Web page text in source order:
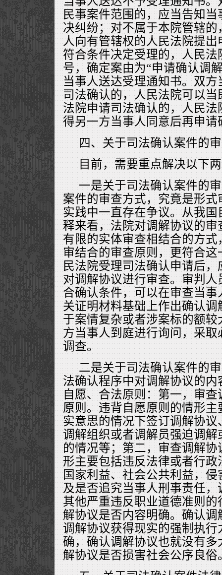
民事案件范围的，应当告知
决纠纷；对不属于本院管辖
人向有管辖权的人民法院提
符合条件决定受理的，人民法
号，确定案由为“申请确认调
当事人送达受理通知书。双
司法确认的，人民法院可以
法院申请司法确认的，人民
得另一方当事人同意后再申请
四、关于司法确认案件的
目前，需要重点解决以下
一是关于司法确认案件的
案件的审查方式，究竟是形
实践中一直存在争议。从我
释来看，法院对调解协议的
有限的实体审查相结合的方
审结合的审查原则，更符合
民法院受理司法确认申请后
对调解协议进行审查。审判
合确认条件，可以在审查当
关证明材料基础上作出确认
于案情复杂或者涉案标的额
方当事人到庭进行询问，采
调查。
二是关于司法确认案件的
法确认程序中对调解协议的
自愿、合法原则：第一，审
原则。违背自愿原则的情形
实意思的情况下签订调解协
调解组织或者调解员强迫调
的情况等；第二，审查调解
形主要包括违反法律或者行
国家利益、社会公共利益，
及是否追究当事人刑事责任
其他严重违反职业道德准则
解协议是否内容明确。确认
调解协议获得现实的强制执
确，确认调解协议也就没有
解协议是否损害社会公序良俗